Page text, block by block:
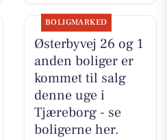
BOLIGMARKED
Østerbyvej 26 og 1
anden boliger er
kommet til salg
denne uge i
Tjæreborg - se
boligerne her.